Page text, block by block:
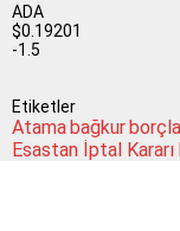
ADA
$0.19201
-1.5
Etiketler
Atamabağkur
Esastan İptal Kararı